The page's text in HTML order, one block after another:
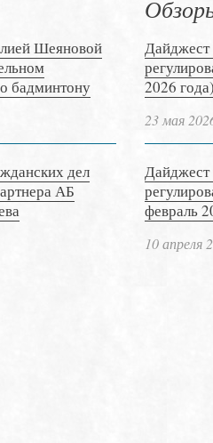
Шеяновой
бадминтону
дел
АБ
Дайджест
2026
23 мая
Дайджест
февраль
10 апреля